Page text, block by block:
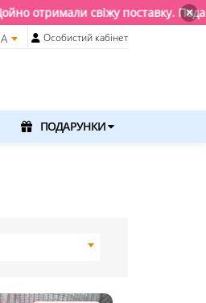
Подаруйте квіти та
×
Особистий кабінет
ПОДАРУНКИ